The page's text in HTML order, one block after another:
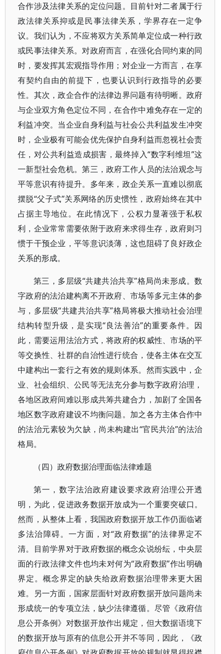
合作涉及法律关系的定位问题。目前针对二者属于行
政法律关系抑或是民事法律关系，学界存在一定争
议。我们认为，不应将双方关系简单定位成一种行政
或民事法律关系。对政府而言，在强化合同约束的同
时，要发挥其宏观指导作用；对企业一方而言，在享
有契约自由的前提下，也要认识到行政指导的必要
性。其次，政企合作的法律边界问题有待明晰。政府
与企业双方角色定位不同，在合作中难免存在一定的
利益冲突。当企业自身利益与社会公共利益发生冲突
时，企业极有可能会优先保护自身利益而忽视社会责
任，对公共利益造成损害，最终掉入“数字利维坦”这
一新型社会危机。第三，政府工作人员的法治观念与
平等意识有待提升。多年来，政企关系一直难以彻底
摆脱“父子式”关系网络的历史惯性，政府始终在其中
占据主导地位。在此情况下，公权力显著强于私权
利，企业常常需要依附于政府来求得生存，政府则习
惯于干预企业，平等意识淡薄，这也阻碍了良好政企
关系的形成。
第三，多层级“共建共治共享”格局尚未形成。数
字政府的法治建构离不开政府、市场等多元主体的参
与，多层级“共建共治共享”格局将极大推动社会治理
结构转型升级，是实现“良法善治”的重要条件。因
此，需要运用法治方式，将政府的权威性、市场的平
等交换性、社群的自治性进行统合，使各主体在交互
中建构出一套行之有效的规则体系。然而实践中，企
业、社会组织、公民等无法充分参与数字政府治理，
各地区政府间难以形成共筹共建合力，加剧了全国各
地区数字政府建设不均衡问题。加之各方主体合作中
的法治元素较为欠缺，尚未构建出“官民共治”的法治
格局。
（四）政府数据治理面临法律难题
第一，数字法治政府建设要求政府治理公开透
明，为此，促进政务数据开放成为一个重要突破口。
然而，从整体上看，我国政府数据开放工作仍面临诸
多法治障碍。一方面，对“政府数据”的法律界定不
清。目前学界对于政府数据的概念众说纷纭，中央层
面的行政法律文件也均未对何为“政府数据”作出明确
界定。概念界定的缺失给政府数据治理带来更大困
难。另一方面，国家层面针对政府数据开放问题尚未
形成统一的专项立法，缺少法律遵循。尽管《政府信
息公开条例》对数据开放作出规定，但大数据语境下
的数据开放与原有的信息公开并不等同，因此，《政